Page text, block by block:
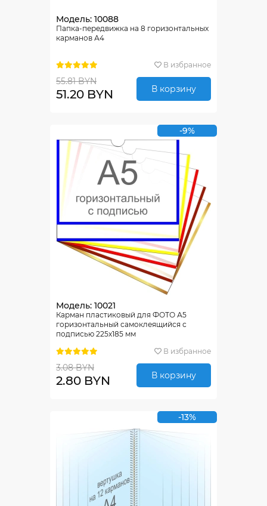
Модель: 10088
Папка-передвижка на 8 горизонтальных
карманов А4
В избранное
55.81 BYN
51.20 BYN В корзину
-9%
Модель: 10021
Карман пластиковый для ФОТО А5
горизонтальный самоклеящийся с
подписью 225х185 мм
В избранное
3.08 BYN
2.80 BYN В корзину
-13%